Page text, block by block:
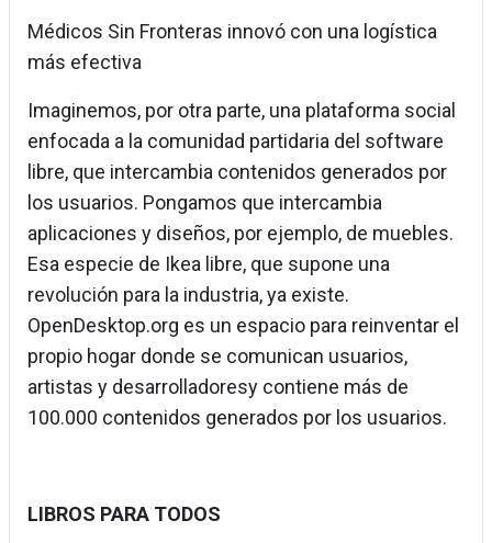
Médicos Sin Fronteras innovó con una logística
más efectiva
Imaginemos, por otra parte, una plataforma social
enfocada a la comunidad partidaria del software
libre, que intercambia contenidos generados por
los usuarios. Pongamos que intercambia
aplicaciones y diseños, por ejemplo, de muebles.
Esa especie de Ikea libre, que supone una
revolución para la industria, ya existe.
OpenDesktop.org es un espacio para reinventar el
propio hogar donde se comunican usuarios,
artistas y desarrolladoresy contiene más de
100.000 contenidos generados por los usuarios.
LIBROS PARA TODOS